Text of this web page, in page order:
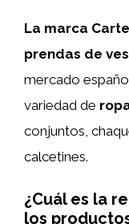
La marca
prendas de
mercado
variedad de
conjuntos,
calcetines.
¿Cuál es la
los